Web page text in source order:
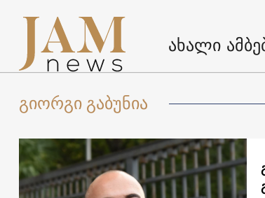
ახალი
გიორგი გაბუნია